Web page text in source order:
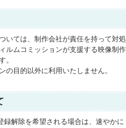
いては、制作会社が責任を持って対処
ルムコミッションが支援する映像制
。
の目的以外に利用いたしません。
解除を希望される場合は、速やか